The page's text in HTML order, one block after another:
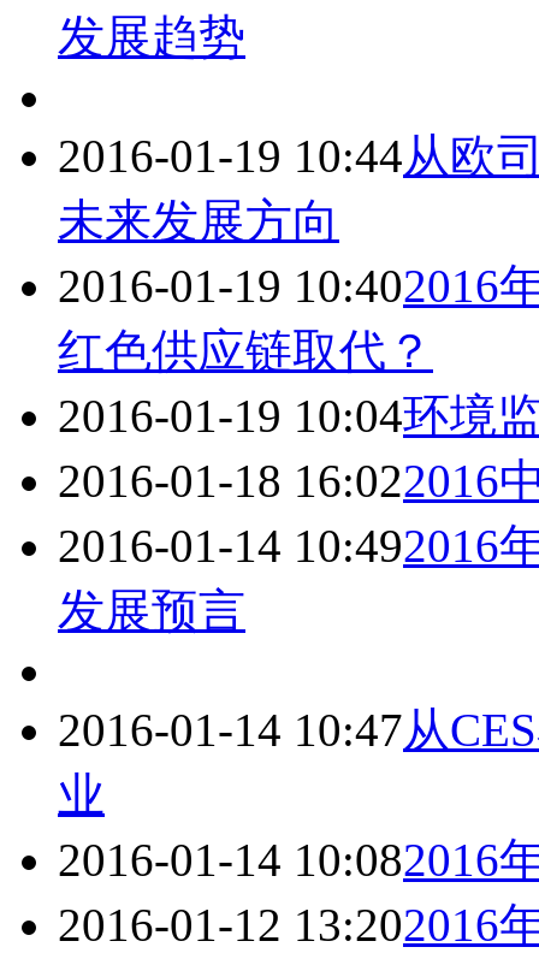
发展趋势
2016-01-19 10:44从欧
未来发展方向
2016-01-19 10:402016
红色供应链取代？
2016-01-19 10:04环境
2016-01-18 16:022016
2016-01-14 10:492016
发展预言
2016-01-14 10:47从
业
2016-01-14 10:082016
2016-01-12 13:202016